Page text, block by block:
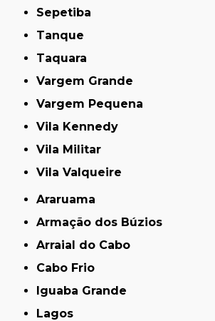
Sepetiba
Tanque
Taquara
Vargem Grande
Vargem Pequena
Vila Kennedy
Vila Militar
Vila Valqueire
Araruama
Armação dos Búzios
Arraial do Cabo
Cabo Frio
Iguaba Grande
Lagos